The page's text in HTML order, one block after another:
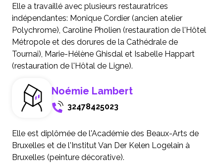
Elle a travaillé avec plusieurs restauratrices
indépendantes: Monique Cordier (ancien atelier
Polychrome), Caroline Pholien (restauration de l'Hôtel
Métropole et des dorures de la Cathédrale de
Tournai), Marie-Hélène Ghisdal et Isabelle Happart
(restauration de l'Hôtal de Ligne).
Noémie Lambert
32478425023
Elle est diplômée de l'Académie des Beaux-Arts de
Bruxelles et de l'Institut Van Der Kelen Logelain à
Bruxelles (peinture décorative).